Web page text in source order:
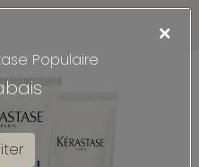
VOUS
Populaire
×